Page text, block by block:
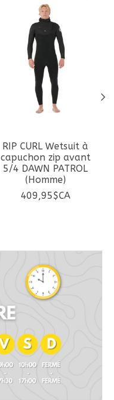
RIP CURL Wetsuit à
capuchon zip avant
5/4 DAWN PATROL
(Homme)
409,95$CA